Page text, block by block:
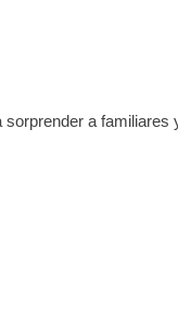
a familiares